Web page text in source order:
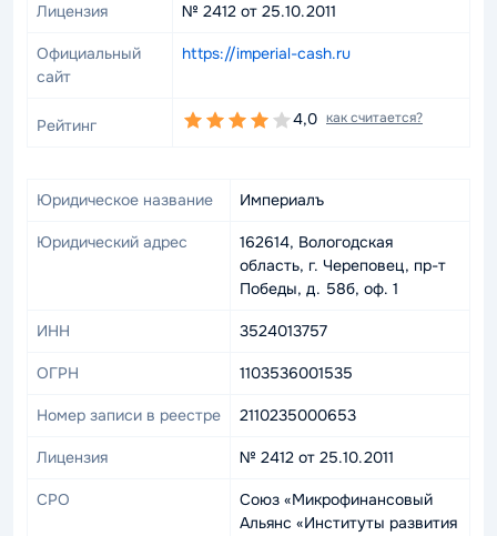
Лицензия № 2412 от 25.10.2011
Официальный
сайт
https://imperial-cash.ru
Рейтинг 4,0 как считается?
Юридическое название Империалъ
Юридический адрес
162614, Вологодская
область, г. Череповец, пр-т
Победы, д. 58б, оф. 1
ИНН 3524013757
ОГРН 1103536001535
Номер записи в реестре 2110235000653
Лицензия № 2412 от 25.10.2011
СРО
Союз «Микрофинансовый
Альянс «Институты развития